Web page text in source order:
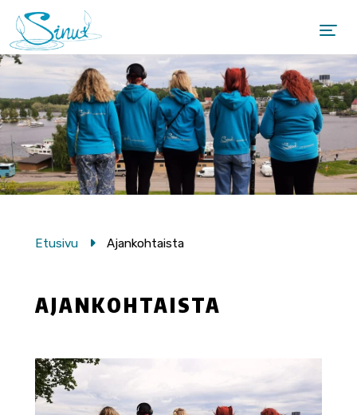
Etusivu Ajankohtaista
AJANKOHTAISTA